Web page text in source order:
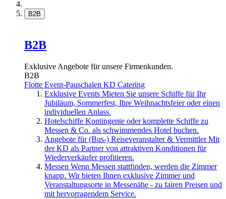
B2B
B2B
Exklusive Angebote für unsere Firmenkunden.
B2B
Flotte Event-Pauschalen KD Catering
Exklusive Events Mieten Sie unsere Schiffe für Ihr
Jubiläum, Sommerfest, Ihre Weihnachtsfeier oder einen
individuellen Anlass.
Hotelschiffe Kontingente oder komplette Schiffe zu
Messen & Co. als schwimmendes Hotel buchen.
Angebote für (Bus-) Reiseveranstalter & Vermittler Mit
der KD als Partner von attraktiven Konditionen für
Wiederverkäufer profitieren.
Messen Wenn Messen stattfinden, werden die Zimmer
knapp. Wir bieten Ihnen exklusive Zimmer und
Veranstaltungsorte in Messenähe - zu fairen Preisen und
mit hervorragendem Service.